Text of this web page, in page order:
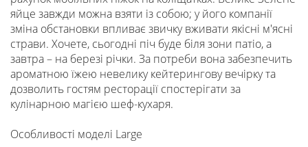
яйце завжди можна взяти із собою; у його компанії
зміна обстановки впливає звичку вживати якісні м'ясні
страви. Хочете, сьогодні піч буде біля зони патіо, а
завтра – на березі річки. За потреби вона забезпечить
ароматною їжею невелику кейтерингову вечірку та
дозволить гостям ресторації спостерігати за
кулінарною магією шеф-кухаря.
Особливості моделі Large